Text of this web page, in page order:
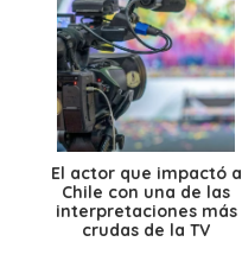
El actor que impactó a
Chile con una de las
interpretaciones más
crudas de la TV